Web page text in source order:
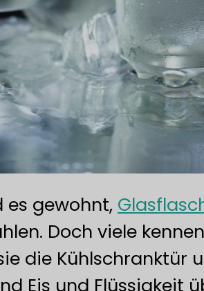
es gewohnt,
Doch viele
die Kühlschranktür
Eis und Flüssigkeit